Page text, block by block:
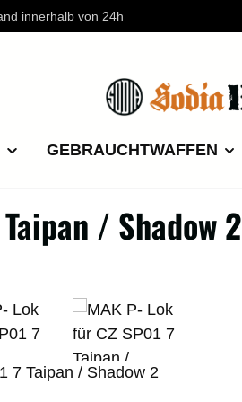
innerhalb von 24h
GEBRAUCHTWAFFEN
/ Shadow 2